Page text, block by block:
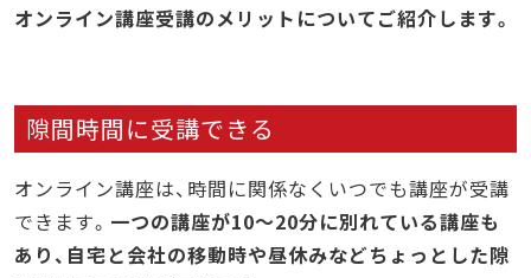
オンライン講座受講のメリットについてご紹介します。
隙間時間に受講できる
オンライン講座は、時間に関係なくいつでも講座が受講
できます。 一つの講座が10～20分に別れている講座も
あり、自宅と会社の移動時や昼休みなどちょっとした隙